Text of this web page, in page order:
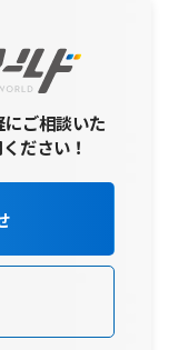
ご相談いた
ださい！